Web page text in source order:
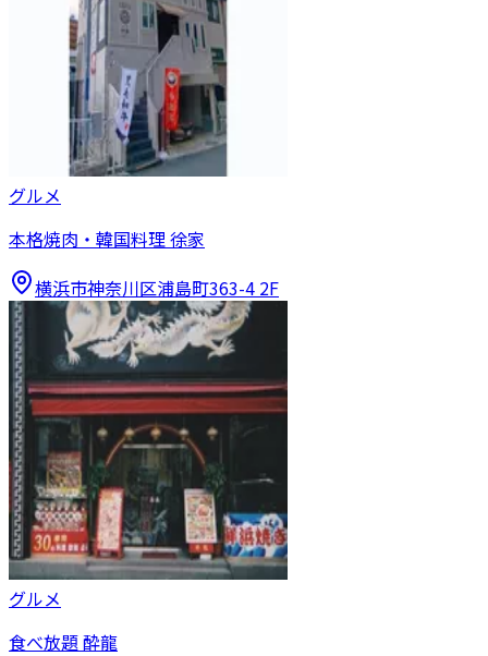
グルメ
本格焼肉・韓国料理 徐家
横浜市神奈川区浦島町363-4 2F
グルメ
食べ放題 酔龍